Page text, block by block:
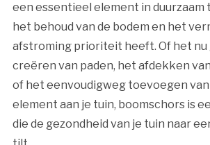
een essentieel element in duurzaam
het behoud van de bodem en het
afstroming prioriteit heeft. Of het nu
creëren van paden, het afdekken
of het eenvoudigweg toevoegen
element aan je tuin, boomschors is
die de gezondheid van je tuin naar